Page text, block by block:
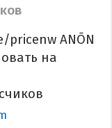
pricenw ANŌN
на